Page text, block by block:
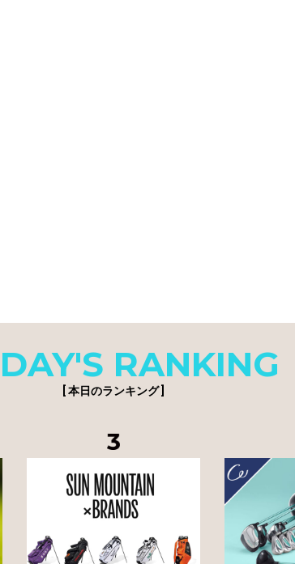
RANKING
[ 本日のランキング ]